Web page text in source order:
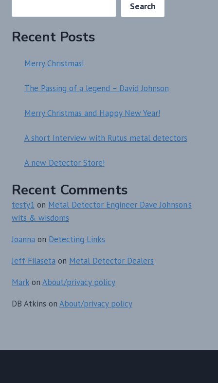
Search
Recent Posts
Merry Christmas!
The Passing of a legend – David Johnson
Merry Christmas and Happy New Year!
A short Interview with Rutus metal detectors
A new Detector Store!
Recent Comments
testy1 on Metal Detector Engineer Dave Johnson’s
wits & wisdoms
Joanna on Detecting Links
Jeff Filaseta on Metal Detector Dealers
Mark on About/privacy policy
DB Atkins on About/privacy policy